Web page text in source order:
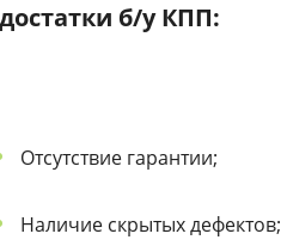
б/у КПП:
Отсутствие гарантии;
Наличие скрытых дефектов;